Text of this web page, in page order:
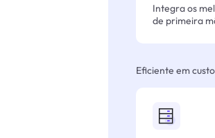
Integra os
de primeira
Eficiente em